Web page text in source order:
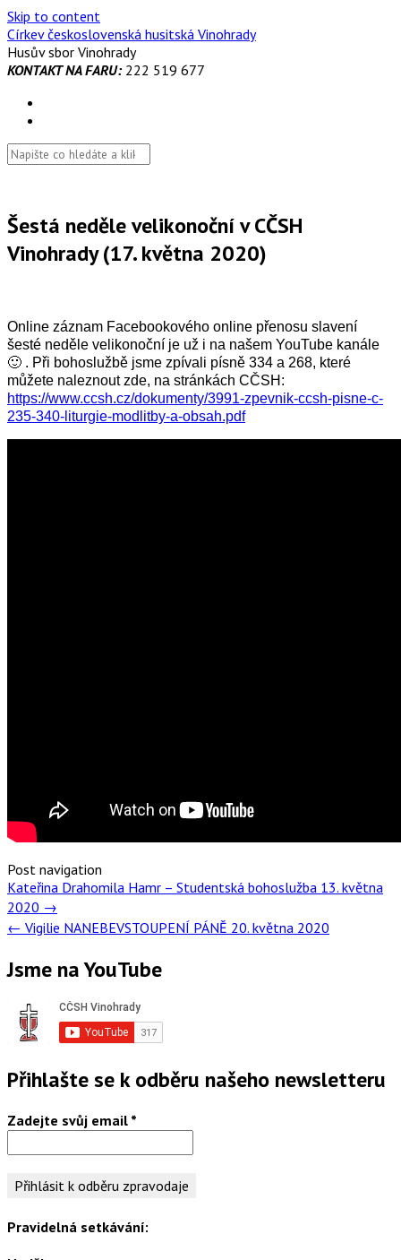
Skip to content
Církev československá husitská Vinohrady
Husův sbor Vinohrady
KONTAKT NA FARU:222 519 677
Šestá neděle velikonoční v CČSH
Vinohrady (17. května 2020)
Online záznam Facebookového online přenosu slavení
šesté neděle velikonoční je už i na našem YouTube kanále
🙂 . Při bohoslužbě jsme zpívali písně 334 a 268, které
můžete naleznout zde, na stránkách CČSH:
https://www.ccsh.cz/dokumenty/3991-zpevnik-ccsh-pisne-c-
235-340-liturgie-modlitby-a-obsah.pdf
Post navigation
Kateřina Drahomila Hamr – Studentská bohoslužba 13. května
2020 →
← Vigilie NANEBEVSTOUPENÍ PÁNĚ 20. května 2020
Jsme na YouTube
Přihlašte se k odběru našeho newsletteru
Zadejte svůj email *
Pravidelná setkávání: